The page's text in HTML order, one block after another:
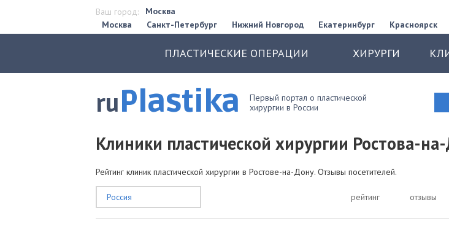
Ваш город:
Москва
Москва
Санкт-Петербург Нижний Новгород Екатеринбург Красноярск
ПЛАСТИЧЕСКИЕ ОПЕРАЦИИ ХИРУРГИ
ruPlastika
Первый портал о пластической
хирургии в России
Клиники пластической хирургии Ростова-
Рейтинг клиник пластической хирургии в Ростове-на-Дону. Отзывы посетителей.
Россия отзывы
рейтинг